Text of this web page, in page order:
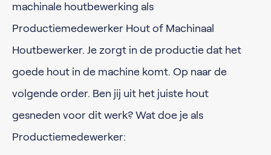
machinale houtbewerking als
Productiemedewerker Hout of Machinaal
Houtbewerker. Je zorgt in de productie dat het
goede hout in de machine komt. Op naar de
volgende order. Ben jij uit het juiste hout
gesneden voor dit werk? Wat doe je als
Productiemedewerker: